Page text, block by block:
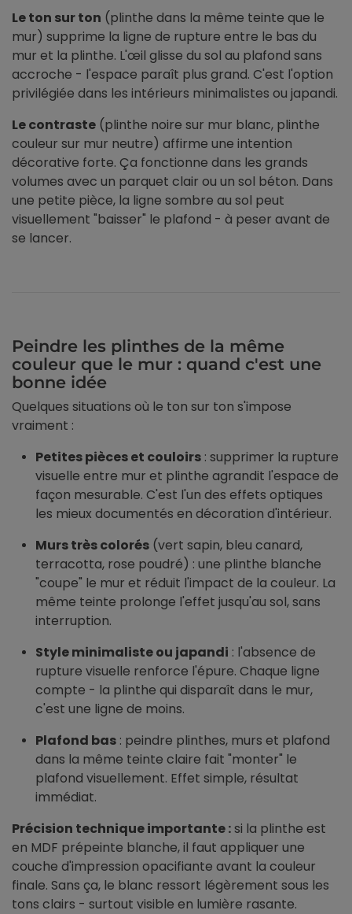
Le ton sur ton (plinthe dans la même teinte que le
mur) supprime la ligne de rupture entre le bas du
mur et la plinthe. L'œil glisse du sol au plafond sans
accroche - l'espace paraît plus grand. C'est l'option
privilégiée dans les intérieurs minimalistes ou japandi.
Le contraste (plinthe noire sur mur blanc, plinthe
couleur sur mur neutre) affirme une intention
décorative forte. Ça fonctionne dans les grands
volumes avec un parquet clair ou un sol béton. Dans
une petite pièce, la ligne sombre au sol peut
visuellement "baisser" le plafond - à peser avant de
se lancer.
Peindre les plinthes de la même
couleur que le mur : quand c'est une
bonne idée
Quelques situations où le ton sur ton s'impose
vraiment :
Petites pièces et couloirs : supprimer la rupture
visuelle entre mur et plinthe agrandit l'espace de
façon mesurable. C'est l'un des effets optiques
les mieux documentés en décoration d'intérieur.
Murs très colorés (vert sapin, bleu canard,
terracotta, rose poudré) : une plinthe blanche
"coupe" le mur et réduit l'impact de la couleur. La
même teinte prolonge l'effet jusqu'au sol, sans
interruption.
Style minimaliste ou japandi : l'absence de
rupture visuelle renforce l'épure. Chaque ligne
compte - la plinthe qui disparaît dans le mur,
c'est une ligne de moins.
Plafond bas : peindre plinthes, murs et plafond
dans la même teinte claire fait "monter" le
plafond visuellement. Effet simple, résultat
immédiat.
Précision technique importante :si la plinthe est
en MDF prépeinte blanche, il faut appliquer une
couche d'impression opacifiante avant la couleur
finale. Sans ça, le blanc ressort légèrement sous les
tons clairs - surtout visible en lumière rasante.